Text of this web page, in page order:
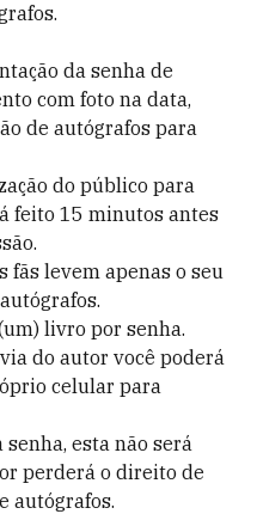
da senha de
com foto na data,
de autógrafos para
do público para
feito 15 minutos antes
fãs levem apenas o seu
livro por senha.
do autor você poderá
celular para
esta não será
perderá o direito de
autógrafos.